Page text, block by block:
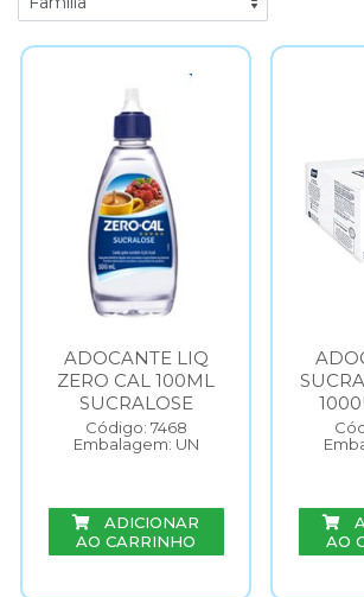
ADOCANTE LIQ
ZERO CAL 100ML
SUCRALOSE
Código: 7468
Embalagem: UN
ADICIONAR
AO CARRINHO
AO